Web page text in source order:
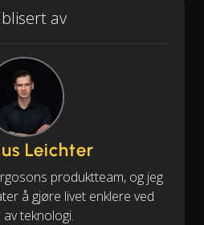
av
Leichter
produktteam, og jeg
å gjøre livet enklere ved
av teknologi.